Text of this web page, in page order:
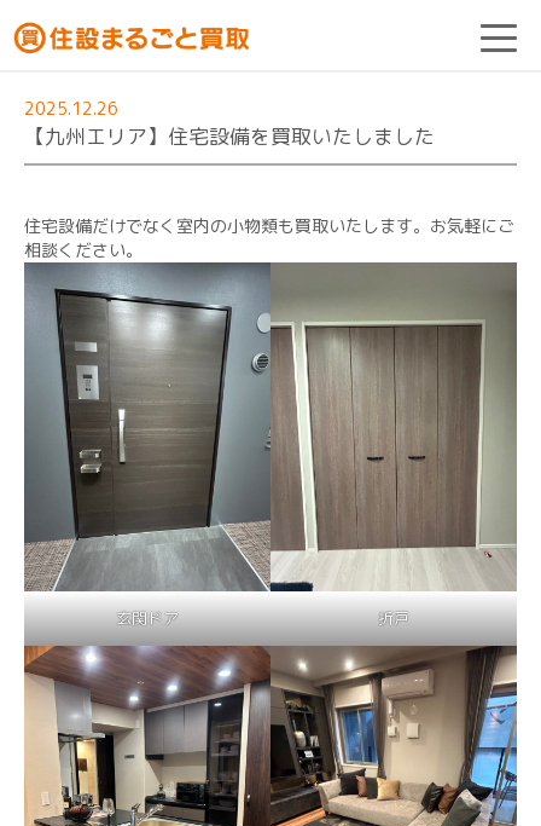
2025.12.26
【九州エリア】住宅設備を買取いたしました
住宅設備だけでなく室内の小物類も買取いたします。お気軽にご
相談ください。
玄関ドア 折戸